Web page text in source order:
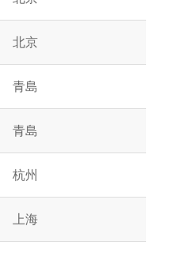
北京
青島
青島
杭州
上海